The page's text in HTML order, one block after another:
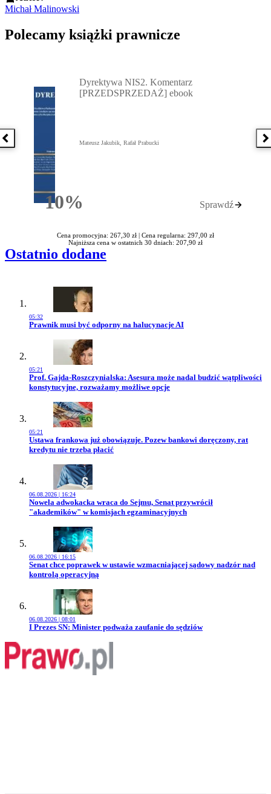
Michał Malinowski
Polecamy książki prawnicze
Poprzednia książka
10%Rabatu
Dyrektywa NIS2. Komentarz
[PRZEDSPRZEDAŻ] ebook
Mateusz Jakubik, Rafał Prabucki
Sprawdź
Cena promocyjna: 267,30 zł | Cena regularna: 297,00 zł
Najniższa cena w ostatnich 30 dniach: 207,90 zł
Ostatnio dodane
05:32
Przejdź do artykułu:
Prawnik musi być odporny na halucynacje AI
05:21
Przejdź do artykułu:
Prof. Gajda-Roszczynialska: Asesura może nadal budzić wątpliwości
konstytucyjne, rozważamy możliwe opcje
05:21
Przejdź do artykułu:
Ustawa frankowa już obowiązuje. Pozew bankowi doręczony, rat
kredytu nie trzeba płacić
06.08.2026 | 16:24
Przejdź do artykułu:
Nowela adwokacka wraca do Sejmu, Senat przywrócił
"akademików" w komisjach egzaminacyjnych
06.08.2026 | 16:15
Przejdź do artykułu:
Senat chce poprawek w ustawie wzmacniającej sądowy nadzór nad
kontrolą operacyjną
06.08.2026 | 08:01
Przejdź do artykułu:
I Prezes SN: Minister podważa zaufanie do sędziów